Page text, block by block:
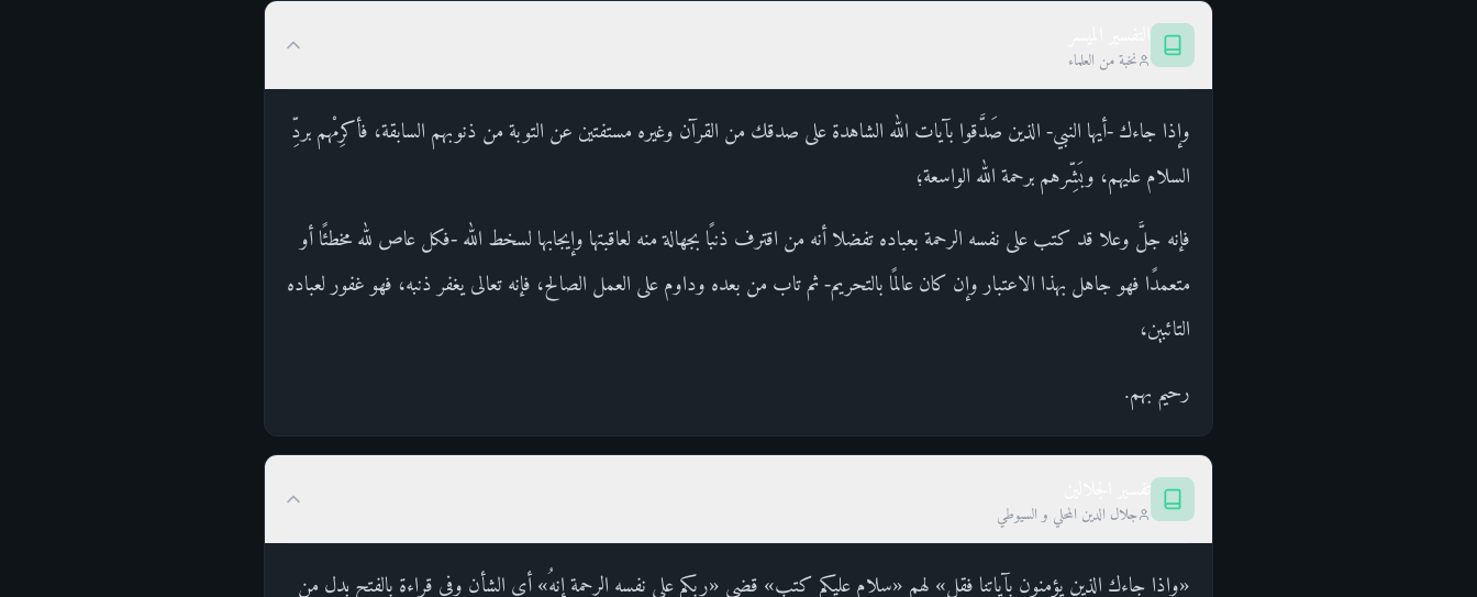
نخبة من العلماء
وإذا جاءك -أيها النبي- الذين صَدَّقوا بآيات الله الشاهدة على صدقك من القرآن وغيره مستفتين عن التوبة من ذنوبهم السابقة، فأكرِمْهم بردِّ
السلام عليهم، وبَشِّرهم برحمة الله الواسعة؛
فإنه جلَّ وعلا قد كتب على نفسه الرحمة بعباده تفضلا أنه من اقترف ذنبًا بجهالة منه لعاقبتها وإيجابها لسخط الله -فكل عاص لله مخطئًا أو
متعمدًا فهو جاهل بهذا الاعتبار وإن كان عالمًا بالتحريم- ثم تاب من بعده وداوم على العمل الصالح، فإنه تعالى يغفر ذنبه، فهو غفور لعباده
التائبين،
رحيم بهم.
جلال الدين المحلي و السيوطي
«وإذا جاءك الذين يؤمنون بآياتنا فقل» لهم «سلام عليكم كتب» قضى «ربكم على نفسه الرحمة إنهُ» أي الشأن وفي قراءة بالفتح بدل من